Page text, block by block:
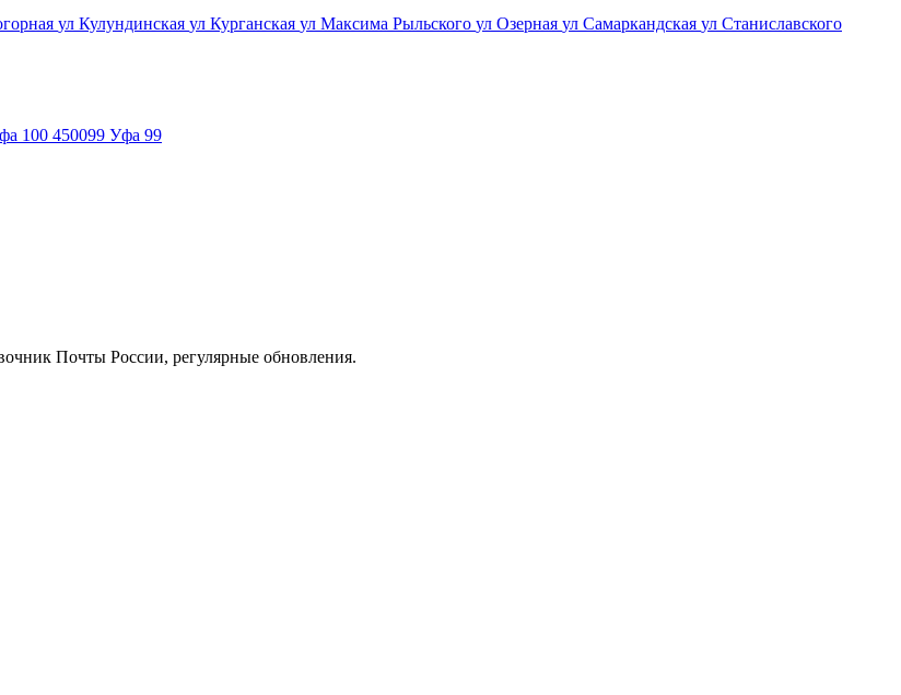
ул Кулундинская ул Курганская ул Максима Рыльского ул Озерная ул Самаркандская ул Станиславского
100 450099 Уфа 99
Почты России, регулярные обновления.